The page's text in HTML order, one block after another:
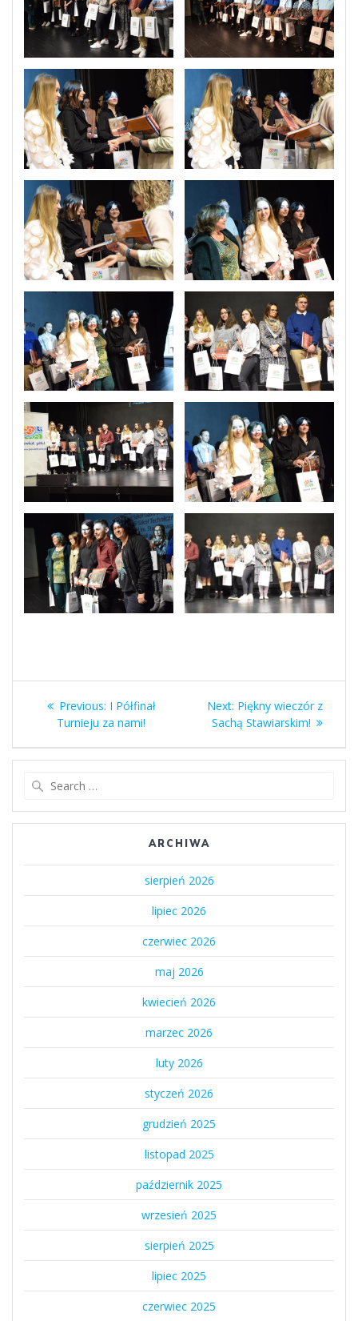
Nawigacja
wpisu
Previous: Previous
post:
I Półfinał
Turnieju za nami!
Next: Next
post:
Piękny wieczór z
Sachą Stawiarskim!
ARCHIWA
sierpień 2026
lipiec 2026
czerwiec 2026
maj 2026
kwiecień 2026
marzec 2026
luty 2026
styczeń 2026
grudzień 2025
listopad 2025
październik 2025
wrzesień 2025
sierpień 2025
lipiec 2025
czerwiec 2025